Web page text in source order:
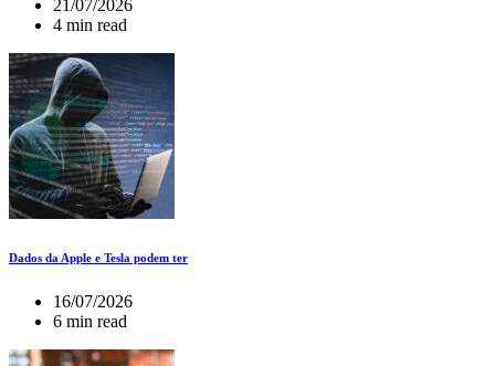
21/07/2026
4 min read
Dados da Apple e Tesla podem ter
16/07/2026
6 min read